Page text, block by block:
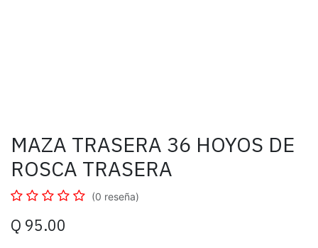
MAZA TRASERA 36 HOYOS DE
ROSCA TRASERA
(0 reseña)
Q 95.00